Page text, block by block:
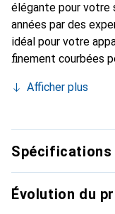
élégante pour votre
années par des
idéal pour votre
finement courbées
smartphone. La
constitue toujours
exigeant.
Afficher plus
Spécifications
Évolution du